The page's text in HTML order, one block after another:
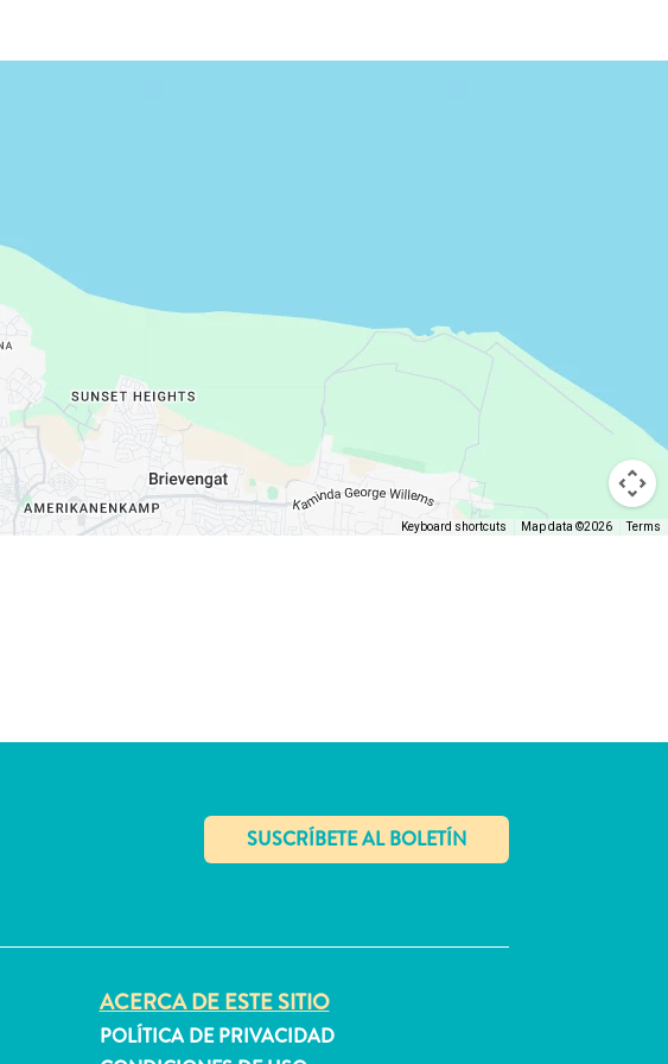
Keyboard shortcuts Map data ©2026 Terms
✕
ACERCA DE ESTE SITIO
POLÍTICA DE PRIVACIDAD